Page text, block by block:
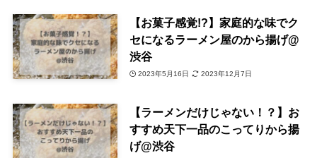
【お菓子感覚!?】家庭的な味でク
セになるラーメン屋のから揚げ@
渋谷
2023年5月16日 2023年12月7日
【ラーメンだけじゃない！？】お
すすめ天下一品のこってりから揚
げ@渋谷